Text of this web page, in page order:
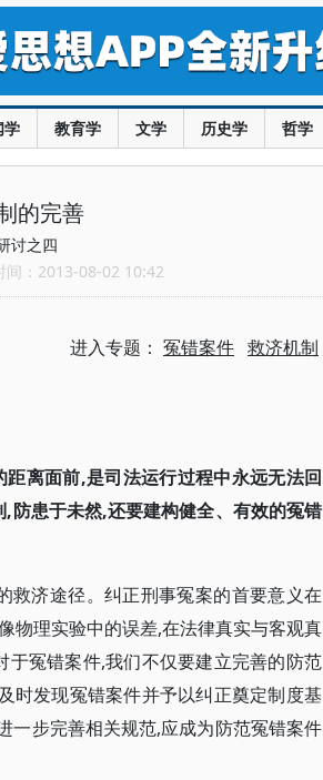
学 教育学 文学 历史学 哲学
的完善
讨之四
：2013-08-02 10:42
进入专题： 冤错案件 救济机制
离面前,是司法运行过程中永远无法回
防患于未然,还要建构健全、有效的冤错
救济途径。纠正刑事冤案的首要意义在
物理实验中的误差,在法律真实与客观真
冤错案件,我们不仅要建立完善的防范
时发现冤错案件并予以纠正奠定制度基
一步完善相关规范,应成为防范冤错案件